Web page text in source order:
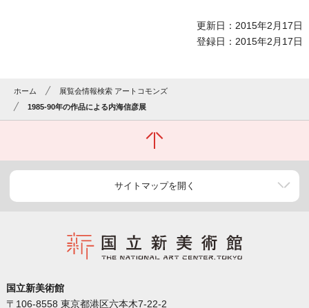
更新日：2015年2月17日
登録日：2015年2月17日
ホーム
展覧会情報検索 アートコモンズ
1985-90年の作品による内海信彦展
サイトマップを開く
国立新美術館
〒106-8558 東京都港区六本木7-22-2